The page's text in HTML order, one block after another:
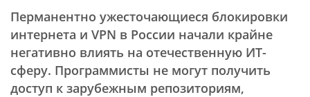
Перманентно ужесточающиеся блокировки
интернета и VPN в России начали крайне
негативно влиять на отечественную ИТ-
сферу. Программисты не могут получить
доступ к зарубежным репозиториям,